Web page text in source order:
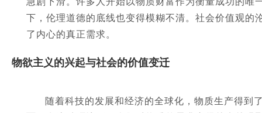
下，伦理道德的底线也变得模糊不清。社会价值观
了内心的真正需求。
物欲主义的兴起与社会的价值变迁
随着科技的发展和经济的全球化，物质生产得到